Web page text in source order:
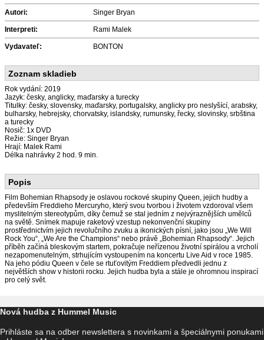
Autori: Singer Bryan
Interpreti: Rami Malek
Vydavateľ: BONTON
Zoznam skladieb
Rok vydání: 2019
Jazyk: česky, anglicky, maďarsky a turecky
Titulky: česky, slovensky, maďarsky, portugalsky, anglicky pro neslyšící, arabsky,
bulharsky, hebrejsky, chorvatsky, islandsky, rumunsky, řecky, slovinsky, srbština
a turecky
Nosič: 1x DVD
Režie: Singer Bryan
Hrají: Malek Rami
Délka nahrávky 2 hod. 9 min.
Popis
Film Bohemian Rhapsody je oslavou rockové skupiny Queen, jejich hudby a
především Freddieho Mercuryho, který svou tvorbou i životem vzdoroval všem
myslitelným stereotypům, díky čemuž se stal jedním z nejvýraznějších umělců
na světě. Snímek mapuje raketový vzestup nekonvenční skupiny
prostřednictvím jejich revolučního zvuku a ikonických písní, jako jsou „We Will
Rock You“, „We Are the Champions“ nebo právě „Bohemian Rhapsody“. Jejich
příběh začíná bleskovým startem, pokračuje neřízenou životní spirálou a vrcholí
nezapomenutelným, strhujícím vystoupením na koncertu Live Aid v roce 1985.
Na jeho pódiu Queen v čele se rtuťovitým Freddiem předvedli jednu z
největších show v historii rocku. Jejich hudba byla a stále je ohromnou inspirací
pro celý svět.
Nová hudba z Hummel Music
Prihláste sa na odber newslettera s novinkami a špeciálnymi ponukami